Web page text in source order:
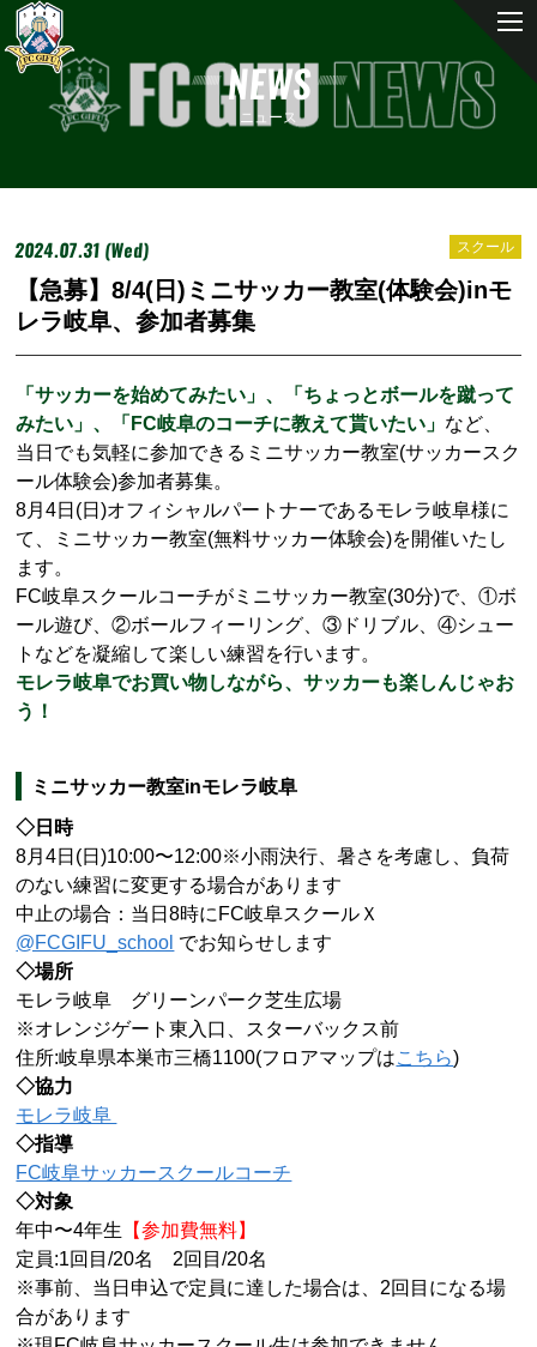
NEWS
ニュース
2024.07.31 (Wed) スクール
【急募】8/4(日)ミニサッカー教室(体験会)inモ
レラ岐阜、参加者募集
「サッカーを始めてみたい」、「ちょっとボールを蹴って
みたい」、「FC岐阜のコーチに教えて貰いたい」 など、
当日でも気軽に参加できるミニサッカー教室(サッカースク
ール体験会)参加者募集。
8月4日(日)オフィシャルパートナーであるモレラ岐阜様に
て、ミニサッカー教室(無料サッカー体験会)を開催いたし
ます。
FC岐阜スクールコーチがミニサッカー教室(30分)で、①ボ
ール遊び、②ボールフィーリング、③ドリブル、④シュー
トなどを凝縮して楽しい練習を行います。
モレラ岐阜でお買い物しながら、サッカーも楽しんじゃお
う！
ミニサッカー教室inモレラ岐阜
◇日時
8月4日(日)10:00〜12:00※小雨決行、暑さを考慮し、負荷
のない練習に変更する場合があります
中止の場合：当日8時にFC岐阜スクールＸ
@FCGIFU_school でお知らせします
◇場所
モレラ岐阜 グリーンパーク芝生広場
※オレンジゲート東入口、スターバックス前
住所:岐阜県本巣市三橋1100(フロアマップはこちら)
◇協力
モレラ岐阜
◇指導
FC岐阜サッカースクールコーチ
◇対象
年中〜4年生 【参加費無料】
定員:1回目/20名 2回目/20名
※事前、当日申込で定員に達した場合は、2回目になる場
合があります